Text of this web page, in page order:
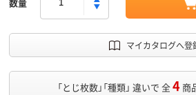
マイカタログへ登
「とじ枚数」「種類」 違いで 全4 商